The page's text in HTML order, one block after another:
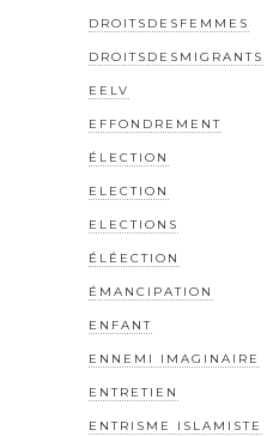
DROITSDESFEMMES
DROITSDESMIGRANTS
EELV
EFFONDREMENT
ÉLECTION
ELECTION
ELECTIONS
ÉLÉECTION
ÉMANCIPATION
ENFANT
ENNEMI IMAGINAIRE
ENTRETIEN
ENTRISME ISLAMISTE